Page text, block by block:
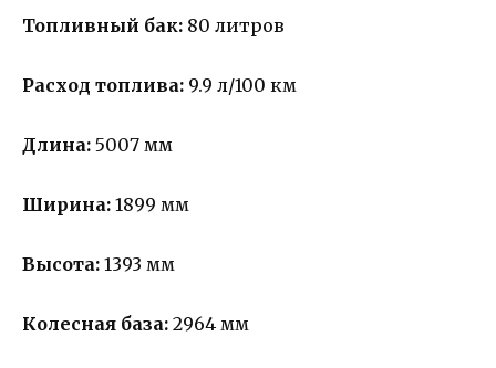
Топливный бак: 80 литров
Расход топлива: 9.9 л/100 км
Длина: 5007 мм
Ширина: 1899 мм
Высота: 1393 мм
Колесная база: 2964 мм